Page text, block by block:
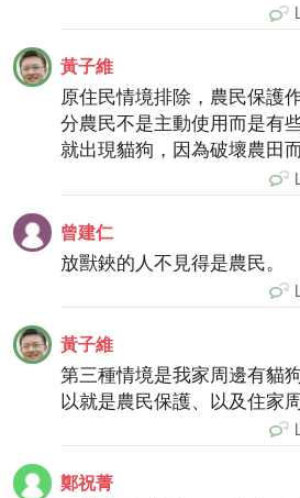
黃子維
原住民情境排除，農民保護
分農民不是主動使用而是有
就出現貓狗，因為破壞農田
曾建仁
放獸鋏的人不見得是農民。
黃子維
第三種情境是我家周邊有貓
以就是農民保護、以及住家
鄭祝菁